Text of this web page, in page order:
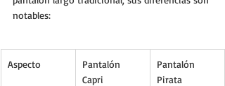
notables:
Aspecto
Pantalón
Capri
Pantalón
Pirata